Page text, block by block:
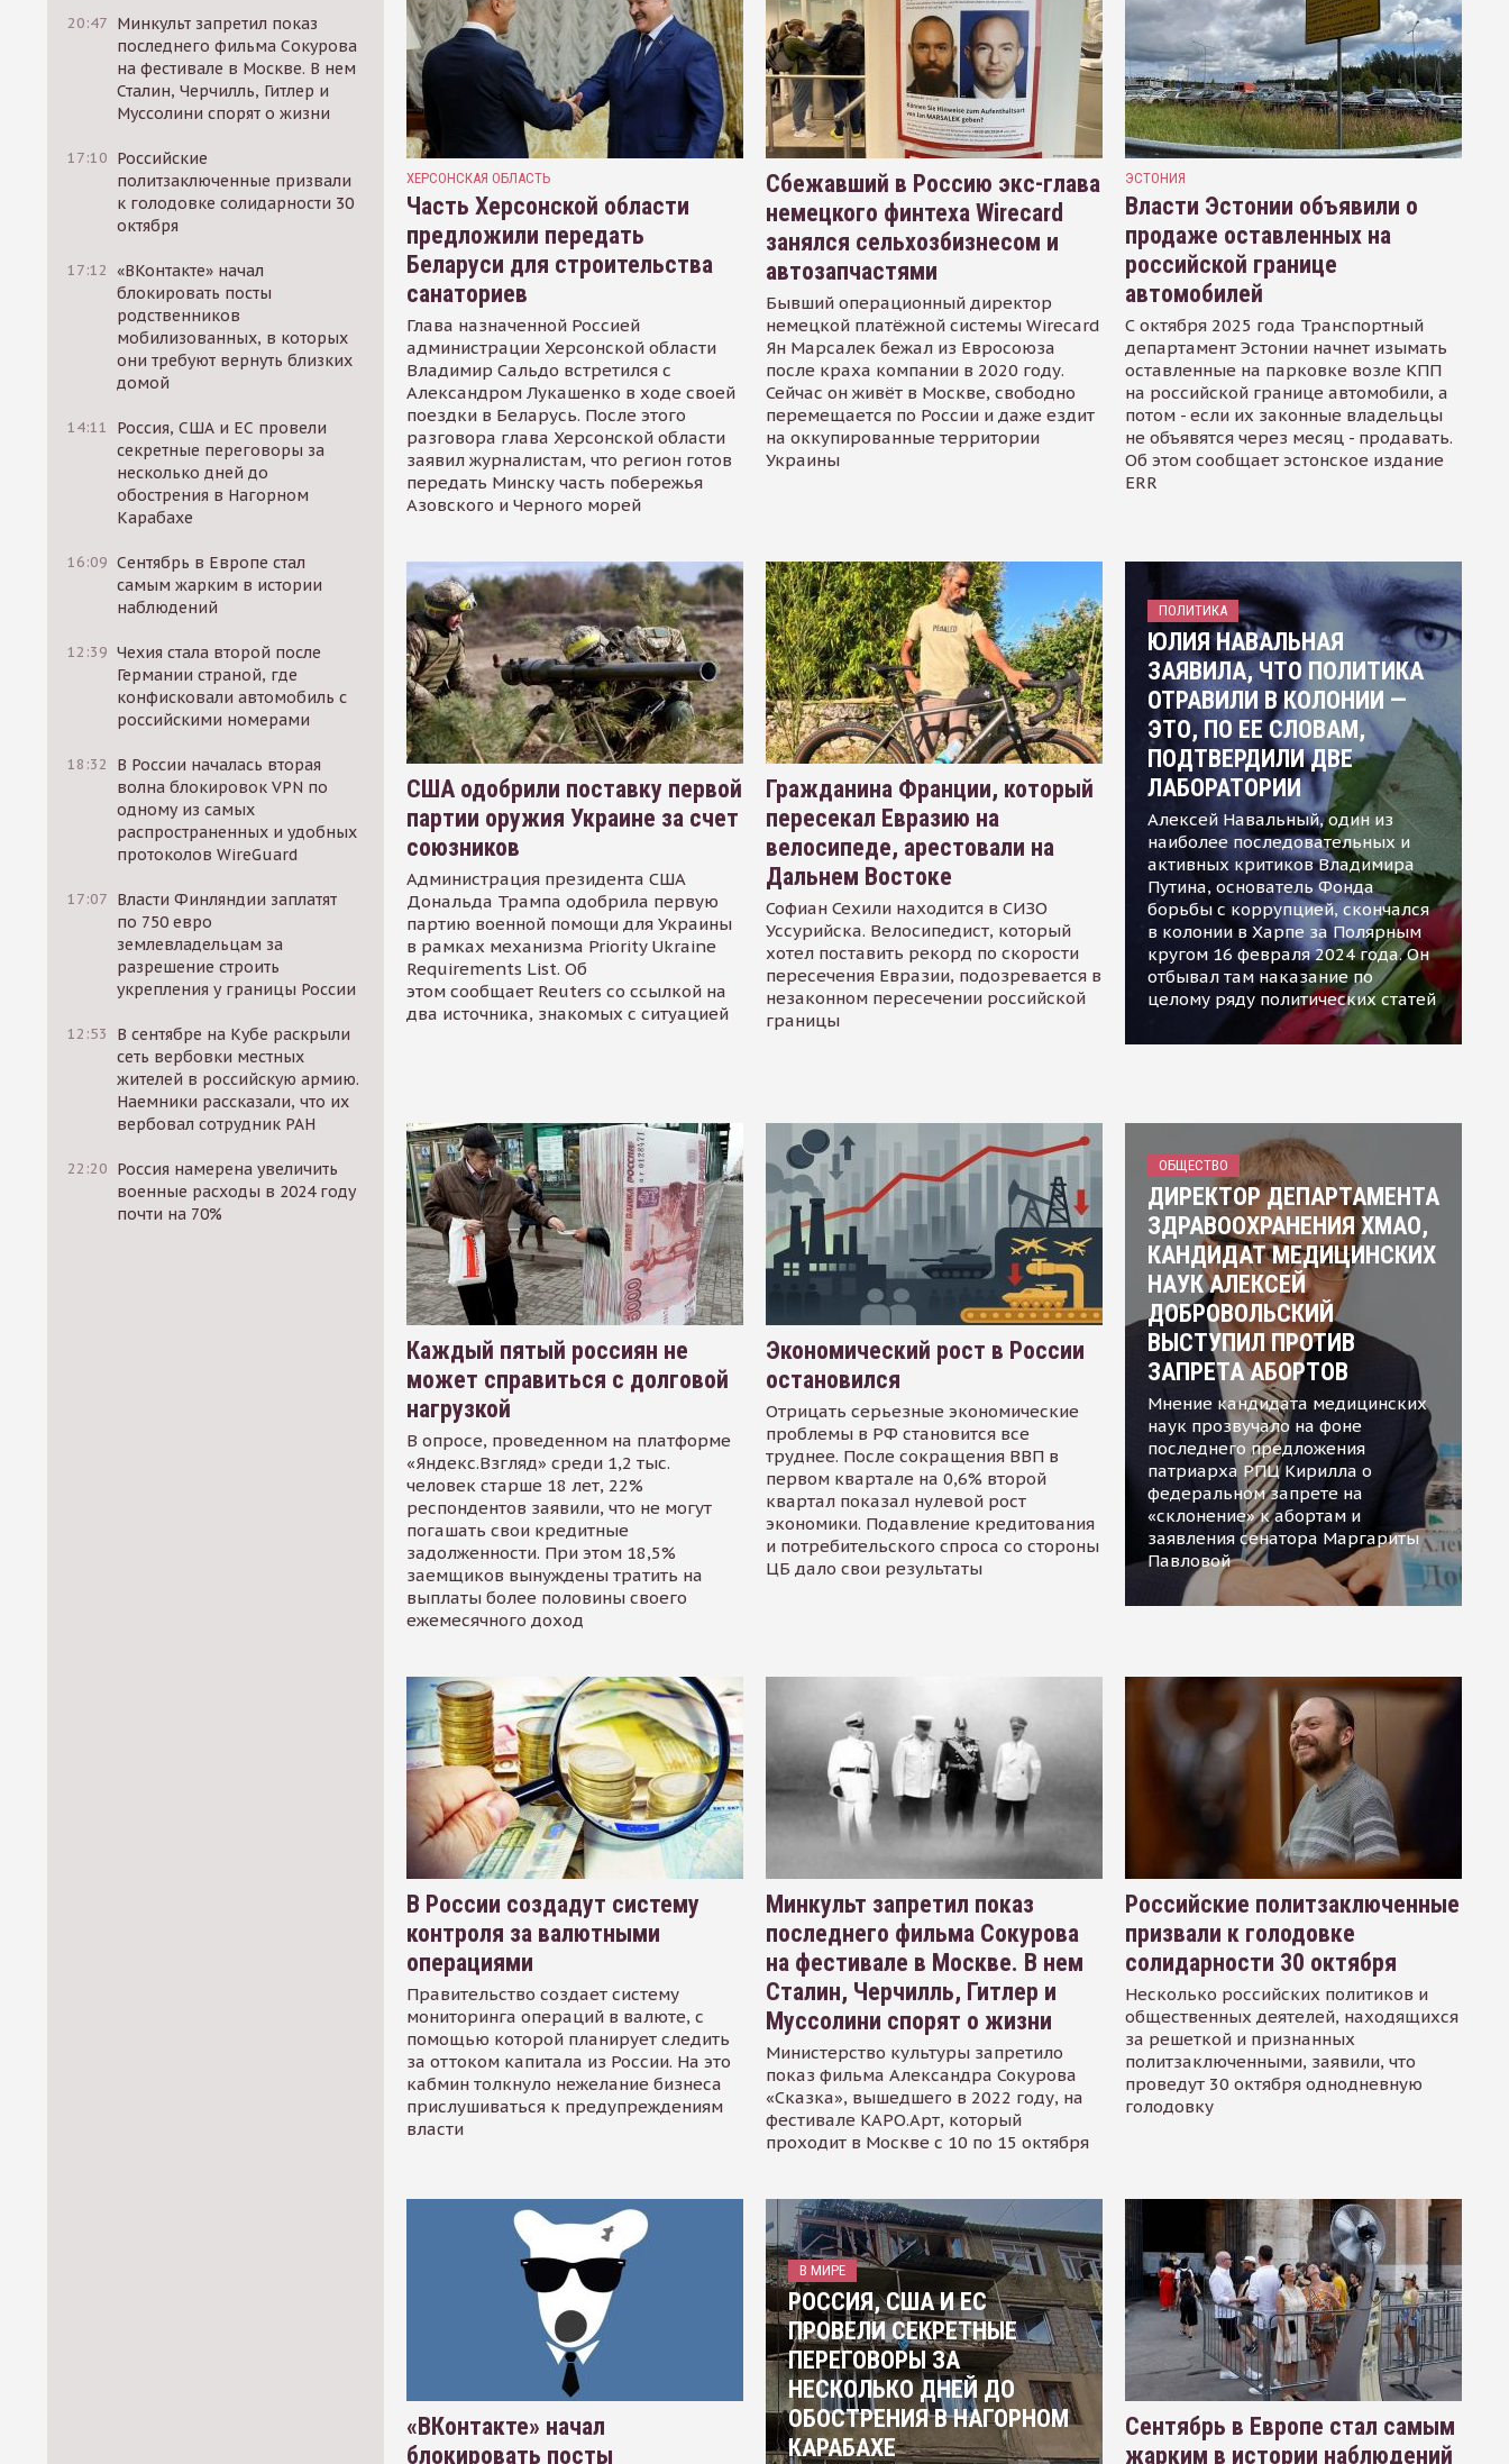
20:47 Минкульт запретил показ
последнего фильма Сокурова
на фестивале в Москве. В нем
Сталин, Черчилль, Гитлер и
Муссолини спорят о жизни
17:10 Российские
политзаключенные призвали
к голодовке солидарности 30
октября
17:12 «ВКонтакте» начал
блокировать посты
родственников
мобилизованных, в которых
они требуют вернуть близких
домой
14:11
Россия, США и ЕС провели
секретные переговоры за
несколько дней до
обострения в Нагорном
Карабахе
16:09 Сентябрь в Европе стал
самым жарким в истории
наблюдений
12:39 Чехия стала второй после
Германии страной, где
конфисковали автомобиль с
российскими номерами
18:32
В России началась вторая
волна блокировок VPN по
одному из самых
распространенных и удобных
протоколов WireGuard
17:07 Власти Финляндии заплатят
по 750 евро
землевладельцам за
разрешение строить
укрепления у границы России
12:53
В сентябре на Кубе раскрыли
сеть вербовки местных
жителей в российскую армию.
Наемники рассказали, что их
вербовал сотрудник РАН
22:20 Россия намерена увеличить
военные расходы в 2024 году
почти на 70%
ХЕРСОНСКАЯ ОБЛАСТЬ
Часть Херсонской области
предложили передать
Беларуси для строительства
санаториев
Глава назначенной Россией
администрации Херсонской области
Владимир Сальдо встретился с
Александром Лукашенко в ходе своей
поездки в Беларусь. После этого
разговора глава Херсонской области
заявил журналистам, что регион готов
передать Минску часть побережья
Азовского и Черного морей
Сбежавший в Россию экс-глава
немецкого финтеха Wirecard
занялся сельхозбизнесом и
автозапчастями
Бывший операционный директор
немецкой платёжной системы Wirecard
Ян Марсалек бежал из Евросоюза
после краха компании в 2020 году.
Сейчас он живёт в Москве, свободно
перемещается по России и даже ездит
на оккупированные территории
Украины
ЭСТОНИЯ
Власти Эстонии объявили о
продаже оставленных на
российской границе
автомобилей
С октября 2025 года Транспортный
департамент Эстонии начнет изымать
оставленные на парковке возле КПП
на российской границе автомобили, а
потом - если их законные владельцы
не объявятся через месяц - продавать.
Об этом сообщает эстонское издание
ERR
США одобрили поставку первой
партии оружия Украине за счет
союзников
Администрация президента США
Дональда Трампа одобрила первую
партию военной помощи для Украины
в рамках механизма Priority Ukraine
Requirements List. Об
этом сообщает Reuters со ссылкой на
два источника, знакомых с ситуацией
Гражданина Франции, который
пересекал Евразию на
велосипеде, арестовали на
Дальнем Востоке
Софиан Сехили находится в СИЗО
Уссурийска. Велосипедист, который
хотел поставить рекорд по скорости
пересечения Евразии, подозревается в
незаконном пересечении российской
границы
ПОЛИТИКА
ЮЛИЯ НАВАЛЬНАЯ
ЗАЯВИЛА, ЧТО ПОЛИТИКА
ОТРАВИЛИ В КОЛОНИИ —
ЭТО, ПО ЕЕ СЛОВАМ,
ПОДТВЕРДИЛИ ДВЕ
ЛАБОРАТОРИИ
Алексей Навальный, один из
наиболее последовательных и
активных критиков Владимира
Путина, основатель Фонда
борьбы с коррупцией, скончался
в колонии в Харпе за Полярным
кругом 16 февраля 2024 года. Он
отбывал там наказание по
целому ряду политических статей
Каждый пятый россиян не
может справиться с долговой
нагрузкой
В опросе, проведенном на платформе
«Яндекс.Взгляд» среди 1,2 тыс.
человек старше 18 лет, 22%
респондентов заявили, что не могут
погашать свои кредитные
задолженности. При этом 18,5%
заемщиков вынуждены тратить на
выплаты более половины своего
ежемесячного доход
Экономический рост в России
остановился
Отрицать серьезные экономические
проблемы в РФ становится все
труднее. После сокращения ВВП в
первом квартале на 0,6% второй
квартал показал нулевой рост
экономики. Подавление кредитования
и потребительского спроса со стороны
ЦБ дало свои результаты
ОБЩЕСТВО
ДИРЕКТОР ДЕПАРТАМЕНТА
ЗДРАВООХРАНЕНИЯ ХМАО,
КАНДИДАТ МЕДИЦИНСКИХ
НАУК АЛЕКСЕЙ
ДОБРОВОЛЬСКИЙ
ВЫСТУПИЛ ПРОТИВ
ЗАПРЕТА АБОРТОВ
Мнение кандидата медицинских
наук прозвучало на фоне
последнего предложения
патриарха РПЦ Кирилла о
федеральном запрете на
«склонение» к абортам и
заявления сенатора Маргариты
Павловой
В России создадут систему
контроля за валютными
операциями
Правительство создает систему
мониторинга операций в валюте, с
помощью которой планирует следить
за оттоком капитала из России. На это
кабмин толкнуло нежелание бизнеса
прислушиваться к предупреждениям
власти
Минкульт запретил показ
последнего фильма Сокурова
на фестивале в Москве. В нем
Сталин, Черчилль, Гитлер и
Муссолини спорят о жизни
Министерство культуры запретило
показ фильма Александра Сокурова
«Сказка», вышедшего в 2022 году, на
фестивале КАРО.Арт, который
проходит в Москве с 10 по 15 октября
Российские политзаключенные
призвали к голодовке
солидарности 30 октября
Несколько российских политиков и
общественных деятелей, находящихся
за решеткой и признанных
политзаключенными, заявили, что
проведут 30 октября однодневную
голодовку
«ВКонтакте» начал
блокировать посты
В МИРЕ
РОССИЯ, США И ЕС
ПРОВЕЛИ СЕКРЕТНЫЕ
ПЕРЕГОВОРЫ ЗА
НЕСКОЛЬКО ДНЕЙ ДО
ОБОСТРЕНИЯ В НАГОРНОМ
КАРАБАХЕ
Сентябрь в Европе стал самым
жарким в истории наблюдений